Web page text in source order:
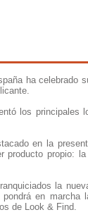
ha celebrado
los
en la
propio:
la
en
de Look & Find.